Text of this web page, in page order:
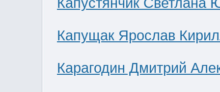
Капущак Ярослав
Карагодин Дмитрий